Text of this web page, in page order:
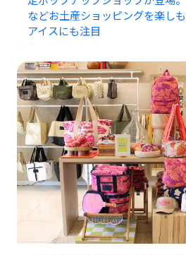
などお土産ショッピングを楽し
アイスにも注目